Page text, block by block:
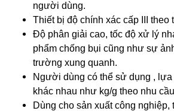
người dùng.
Thiết bị độ chính xác cấp III theo
Độ phân giải cao, tốc độ xử lý
phẩm chống bụi cũng như sự
trường xung quanh.
Người dùng có thể sử dụng ,
khác nhau như kg/g theo nhu
Dùng cho sản xuất công nghiệp,